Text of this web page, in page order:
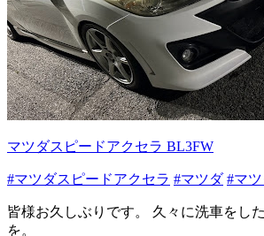
マツダスピードアクセラ BL3FW
#マツダスピードアクセラ #マツダ #マ
皆様お久しぶりです。 久々に洗車をし
を。